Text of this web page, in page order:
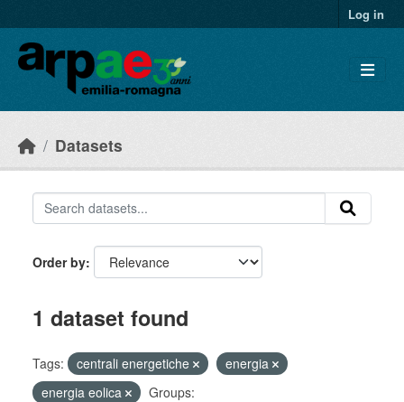
Log in
Datasets
Order by
1 dataset found
Tags: centrali energetiche
energia
energia eolica
Groups: